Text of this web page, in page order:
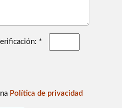
*
Política de privacidad